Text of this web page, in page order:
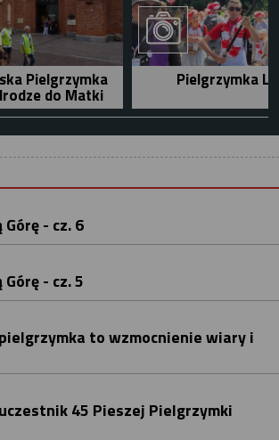
Pielgrzymka
do Matki
Pielgrzymka
- cz. 6
- cz. 5
to wzmocnienie wiary i
45 Pieszej Pielgrzymki